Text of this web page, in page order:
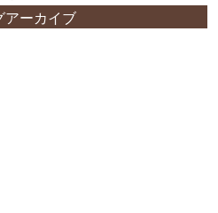
アーカイブ